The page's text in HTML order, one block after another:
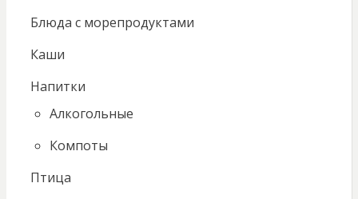
Блюда с морепродуктами
Каши
Напитки
Алкогольные
Компоты
Птица